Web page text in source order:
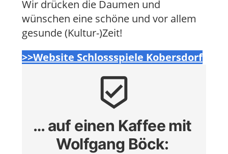
Wir drücken die Daumen und
wünschen eine schöne und vor allem
gesunde (Kultur-)Zeit!
>>Website Schlossspiele Kobersdorf
beenhere
… auf einen Kaffee mit
Wolfgang Böck: